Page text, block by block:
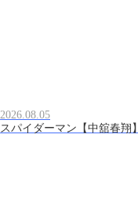
2026.08.05
スパイダーマン【中舘春翔】